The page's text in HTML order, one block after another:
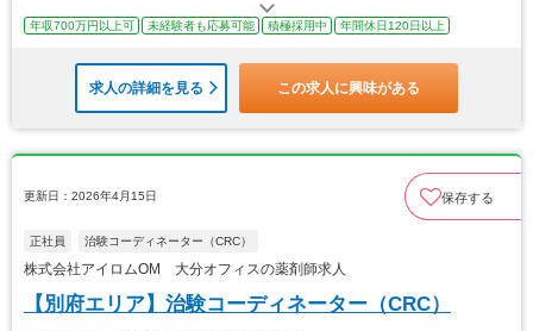
年収700万円以上可 未経験者も応募可能 積極採用中 年間休日120日以上
求人の詳細を見る この求人に興味がある
更新日：2026年4月15日 保存する
正社員 治験コーディネーター（CRC）
株式会社アイロムOM 大分オフィスの薬剤師求人
【別府エリア】治験コーディネーター（CRC）